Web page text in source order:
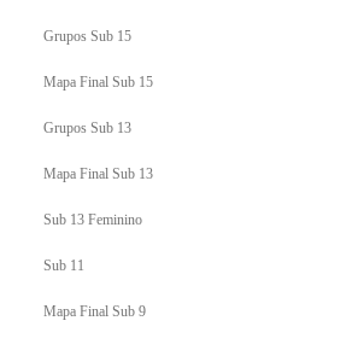
Grupos Sub 15
Mapa Final Sub 15
Grupos Sub 13
Mapa Final Sub 13
Sub 13 Feminino
Sub 11
Mapa Final Sub 9